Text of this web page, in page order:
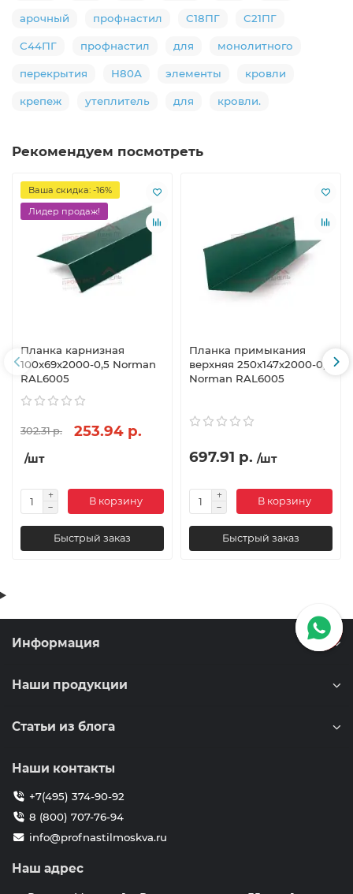
арочный профнастил С18ПГ С21ПГ
С44ПГ профнастил для монолитного
перекрытия Н80А элементы кровли
крепеж утеплитель для кровли.
Рекомендуем посмотреть
Ваша скидка: -16%
Лидер продаж!
Планка карнизная
100х69х2000-0,5 Norman
RAL6005
302.31 р. 253.94 р.
/шт
В корзину
Быстрый заказ
Планка примыкания
верхняя 250х147х2000-0,5
Norman RAL6005
697.91 р. /шт
В корзину
Быстрый заказ
Информация
Наши продукции
Статьи из блога
Наши контакты
+7(495) 374-90-92
8 (800) 707-76-94
info@profnastilmoskva.ru
Наш адрес